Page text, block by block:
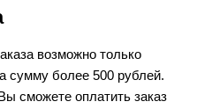
возможно только
сумму более 500 рублей.
сможете оплатить заказ